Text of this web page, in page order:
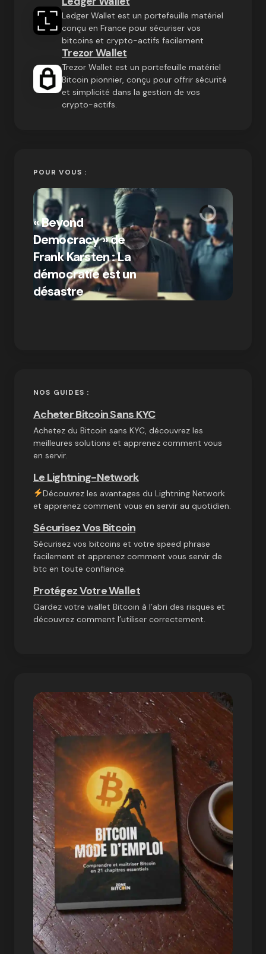
Ledger Wallet est un portefeuille matériel
conçu en France pour sécuriser vos
bitcoins et crypto-actifs facilement
Trezor Wallet
Trezor Wallet est un portefeuille matériel
Bitcoin pionnier, conçu pour offrir sécurité
et simplicité dans la gestion de vos
crypto-actifs.
POUR VOUS :
« Beyond
Democracy » de
Frank Karsten : La
démocratie est un
désastre
par Ines Aissani
on 03/10/2024
NOS GUIDES :
Acheter Bitcoin Sans KYC
Achetez du Bitcoin sans KYC, découvrez les
meilleures solutions et apprenez comment vous
en servir.
Le Lightning-Network
Découvrez les avantages du Lightning Network
et apprenez comment vous en servir au quotidien.
Sécurisez Vos Bitcoin
Sécurisez vos bitcoins et votre speed phrase
facilement et apprenez comment vous servir de
btc en toute confiance.
Protégez Votre Wallet
Gardez votre wallet Bitcoin à l’abri des risques et
découvrez comment l’utiliser correctement.